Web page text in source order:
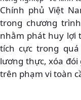
Chính phủ Việt
trong chương
nhằm phát huy lợi
tích cực trong
lương thực, xóa
trên phạm vi toàn